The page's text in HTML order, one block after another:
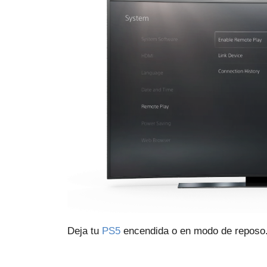
Deja tu PS5 encendida o en modo de